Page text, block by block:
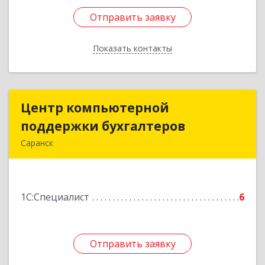
Отправить заявку
Показать контакты
Отправить заявку
Назад
Центр компьютерной
поддержки бухгалтеров
Саранск
1С:Специалист 6
Отправить заявку
Центр компьютерной
поддержки бухгалтеров
Подробнее
Отправить заявку